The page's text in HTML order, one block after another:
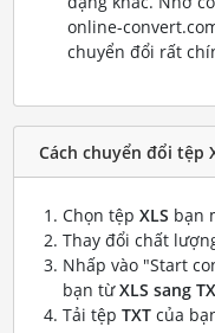
online-
chuyển đổi rất
Cách chuyển đổi tệp
Chọn tệp XLS bạn
Thay đổi chất
Nhấp vào "Start
bạn từXLS sang
Tải tệp TXTcủa